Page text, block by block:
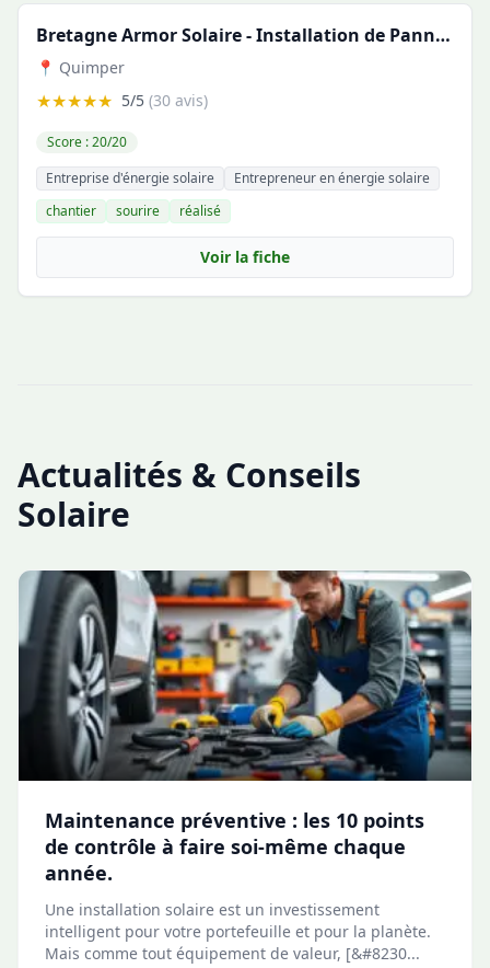
Bretagne Armor Solaire - Installation de Panneaux Solaires en Bretagne
📍 Quimper
★★★★★ 5/5 (30 avis)
Score : 20/20
Entreprise d'énergie solaire
Entrepreneur en énergie solaire
chantier
sourire réalisé
Voir la fiche
Actualités & Conseils
Solaire
Maintenance préventive : les 10 points
de contrôle à faire soi-même chaque
année.
Une installation solaire est un investissement
intelligent pour votre portefeuille et pour la planète.
Mais comme tout équipement de valeur, [&#8230...